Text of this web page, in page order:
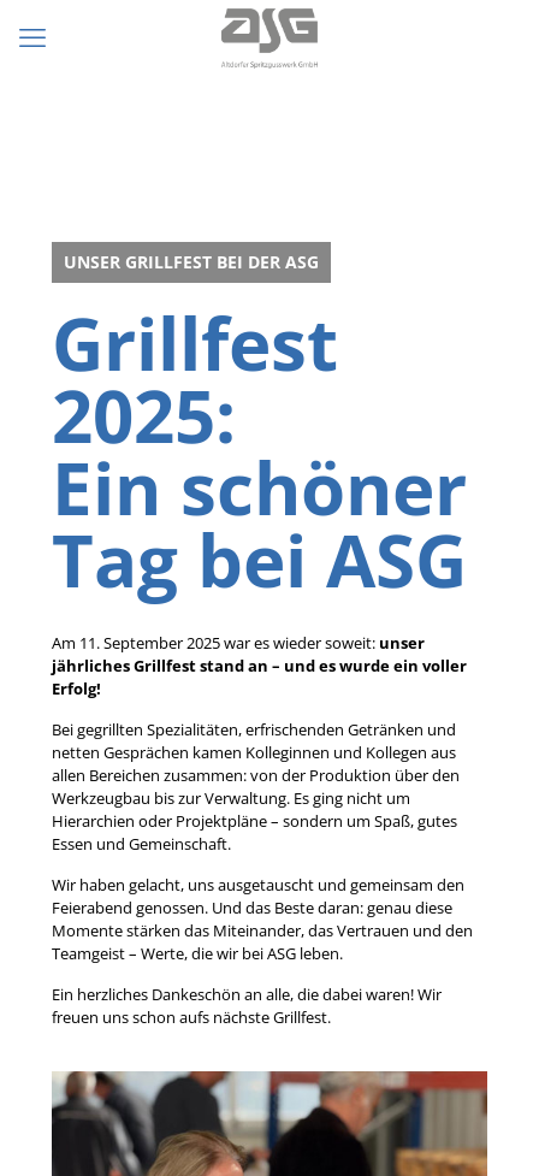
UNSER GRILLFEST BEI DER ASG
Grillfest
2025:
Ein schöner
Tag bei ASG
Am 11. September 2025 war es wieder soweit: unser
jährliches Grillfest stand an – und es wurde ein voller
Erfolg!
Bei gegrillten Spezialitäten, erfrischenden Getränken und
netten Gesprächen kamen Kolleginnen und Kollegen aus
allen Bereichen zusammen: von der Produktion über den
Werkzeugbau bis zur Verwaltung. Es ging nicht um
Hierarchien oder Projektpläne – sondern um Spaß, gutes
Essen und Gemeinschaft.
Wir haben gelacht, uns ausgetauscht und gemeinsam den
Feierabend genossen. Und das Beste daran: genau diese
Momente stärken das Miteinander, das Vertrauen und den
Teamgeist – Werte, die wir bei ASG leben.
Ein herzliches Dankeschön an alle, die dabei waren! Wir
freuen uns schon aufs nächste Grillfest.